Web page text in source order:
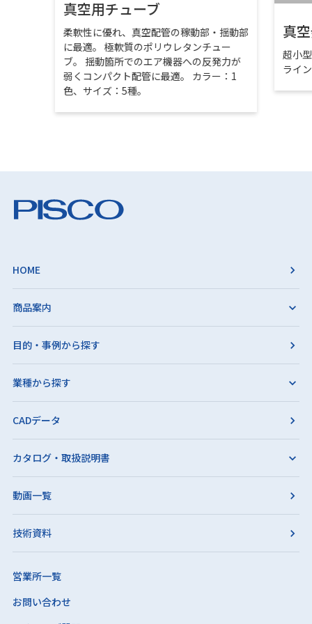
真空用チューブ
柔軟性に優れ、真空配管の稼動部・揺動部
に最適。 極軟質のポリウレタンチュー
ブ。 揺動箇所でのエア機器への反発力が
弱くコンパクト配管に最適。 カラー：1
色、サイズ：5種。
真
超小
ライ
HOME
商品案内
目的・事例から探す
業種から探す
CADデータ
カタログ・取扱説明書
動画一覧
技術資料
営業所一覧
お問い合わせ